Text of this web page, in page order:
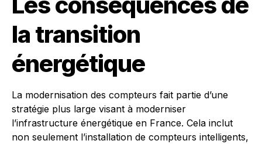
la transition
énergétique
La modernisation des compteurs fait partie d’une
stratégie plus large visant à moderniser
l’infrastructure énergétique en France. Cela inclut
non seulement l’installation de compteurs intelligents,